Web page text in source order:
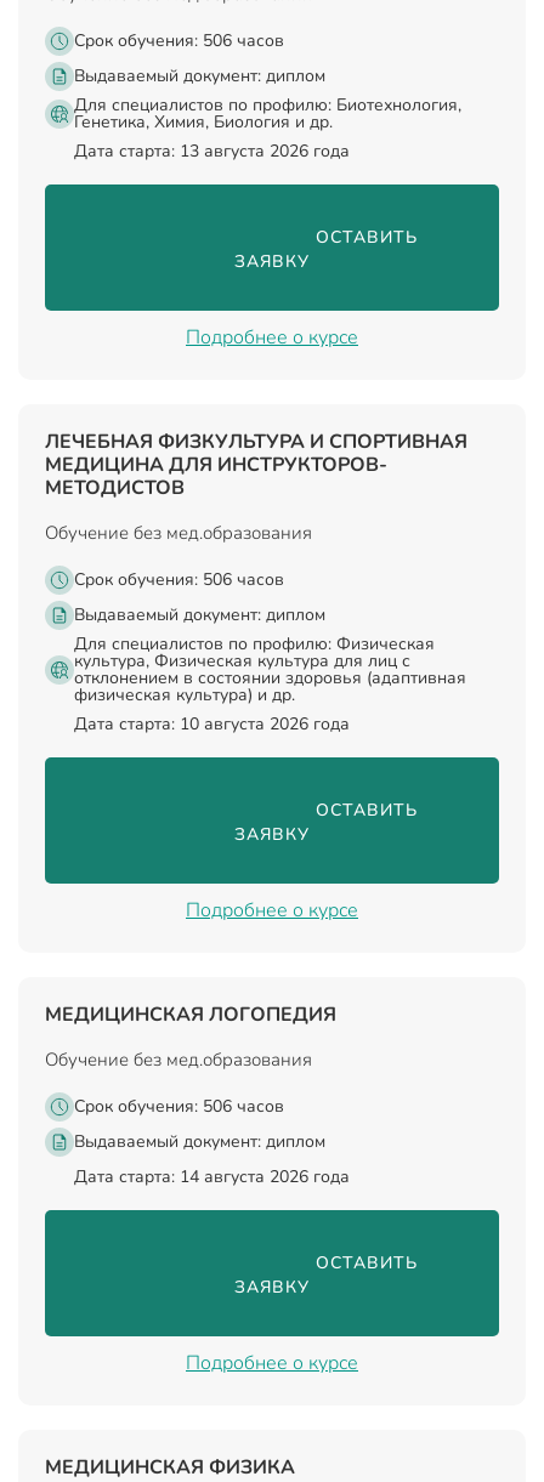
Срок обучения: 506 часов
Выдаваемый документ: диплом
Для специалистов по профилю: Биотехнология,
Генетика, Химия, Биология и др.
Дата старта: 13 августа 2026 года
                                ОСТАВИТЬ
ЗАЯВКУ
Подробнее о курсе
ЛЕЧЕБНАЯ ФИЗКУЛЬТУРА И СПОРТИВНАЯ
МЕДИЦИНА ДЛЯ ИНСТРУКТОРОВ-
МЕТОДИСТОВ
Обучение без мед.образования
Срок обучения: 506 часов
Выдаваемый документ: диплом
Для специалистов по профилю: Физическая
культура, Физическая культура для лиц с
отклонением в состоянии здоровья (адаптивная
физическая культура) и др.
Дата старта: 10 августа 2026 года
                                ОСТАВИТЬ
ЗАЯВКУ
Подробнее о курсе
МЕДИЦИНСКАЯ ЛОГОПЕДИЯ
Обучение без мед.образования
Срок обучения: 506 часов
Выдаваемый документ: диплом
Дата старта: 14 августа 2026 года
                                ОСТАВИТЬ
ЗАЯВКУ
Подробнее о курсе
МЕДИЦИНСКАЯ ФИЗИКА